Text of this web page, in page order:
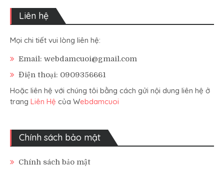
Liên hệ
Mọi chi tiết vui lòng liên hệ:
Email: webdamcuoi@gmail.com
Điện thoại: 0909356661
Hoặc liên hệ với chúng tôi bằng cách gửi nội dung liên hệ ở
trang Liên Hệ của Webdamcuoi
Chính sách bảo mật
Chính sách bảo mật